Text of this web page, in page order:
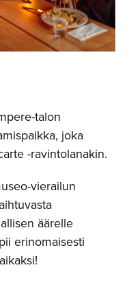
talon
joka
-ravintolanakin.
vierailun
äärelle
erinomaisesti